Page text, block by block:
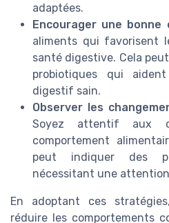
adaptées.
Encourager une bonne
aliments qui favorisent
santé digestive. Cela
probiotiques qui
digestif sain.
Observer les
Soyez attentif aux
comportement
peut indiquer des
nécessitant une
En adoptant ces
réduire les comportements